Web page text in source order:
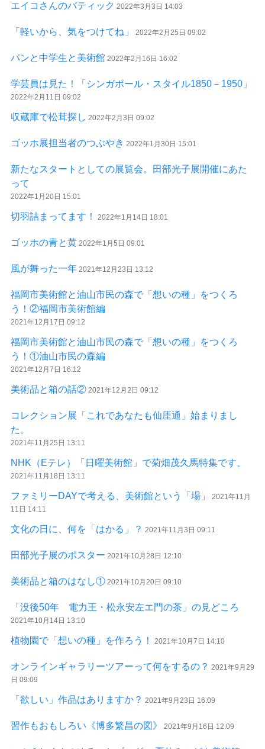
エイコさんのバティック 2022年3月3日 14:03
「軽いから、気をつけてね」 2022年2月25日 09:02
パンと中学生と美術館 2022年2月16日 16:02
学芸員は見た！「シンガポール・スタイル1850－1950」
2022年2月11日 09:02
収蔵庫で松茸探し 2022年2月3日 09:02
ゴッホ展担当者のつぶやき 2022年1月30日 15:01
新たなスタートとしての展覧会。田部光子展開催にあた
って
2022年1月20日 15:01
切羽詰まってます！ 2022年1月14日 18:01
ゴッホの青と黄 2022年1月5日 09:01
風が舞った一年 2021年12月23日 13:12
福岡市美術館と油山市民の森で「想いの種」をつくろ
う！②福岡市美術館編
2021年12月17日 09:12
福岡市美術館と油山市民の森で「想いの種」をつくろ
う！①油山市民の森編
2021年12月7日 16:12
美術品と箱の話② 2021年12月2日 09:12
コレクション展「これであなたも仙厓通」始まりまし
た。
2021年11月25日 13:11
NHK（Eテレ）「日曜美術館」で菊畑茂久馬特集です。
2021年11月18日 13:11
ファミリーDAYで考える、美術館という「場」
2021年11月
11日 14:11
文化の日に、何を「はかる」？ 2021年11月3日 09:11
田部光子展のポスター 2021年10月28日 12:10
美術品と箱のはなし① 2021年10月20日 09:10
「没後50年 電力王・松永安左エ門の茶」の見どころ
2021年10月14日 13:10
植物園で「想いの種」を作ろう！ 2021年10月7日 14:10
オンラインギャラリーツアーって何をするの？ 2021年9月29
日 09:09
「欲しい」作品はありますか？ 2021年9月23日 16:09
習作もおもしろい《博多繁昌の図》 2021年9月16日 12:09